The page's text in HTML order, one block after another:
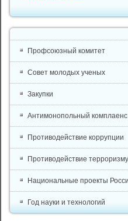
Профсоюзный комитет
Совет молодых ученых
Закупки
Антимонопольный комплаенс
Противодействие коррупции
Противодействие терроризму
Национальные проекты
Год науки и технологий